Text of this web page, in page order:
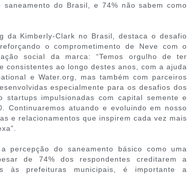
do Brasil, e 74% não sabem como
da Kimberly-Clark no Brasil, destaca o desafio
o comprometimento de Neve com o
social da marca: “Temos orgulho de ter
consistentes ao longo destes anos, com a ajuda
e Water.org, mas também com parceiros
especialmente para os desafios dos
impulsionadas com capital semente e
Continuaremos atuando e evoluindo em nosso
e relacionamentos que inspirem cada vez mais
percepção do saneamento básico como uma
de 74% dos respondentes creditarem a
às prefeituras municipais, é importante a